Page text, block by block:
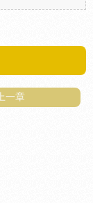
上一章